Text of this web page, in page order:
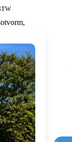
,
tuin,
Bomen voor
voor